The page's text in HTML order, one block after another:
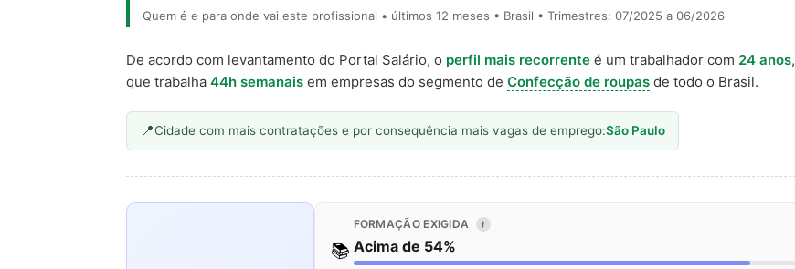
Quem é e para onde vai este profissional • últimos 12 meses • Brasil • Trimestres: 07/2025 a 06/2026
De acordo com levantamento do Portal Salário, o perfil mais recorrente é um trabalhador com 24 anos,
que trabalha 44h semanais em empresas do segmento de Confecção de roupas de todo o Brasil.
Cidade com mais contratações e por consequência mais vagas de emprego:São Paulo
📚
FORMAÇÃO EXIGIDA I
Acima de 54%